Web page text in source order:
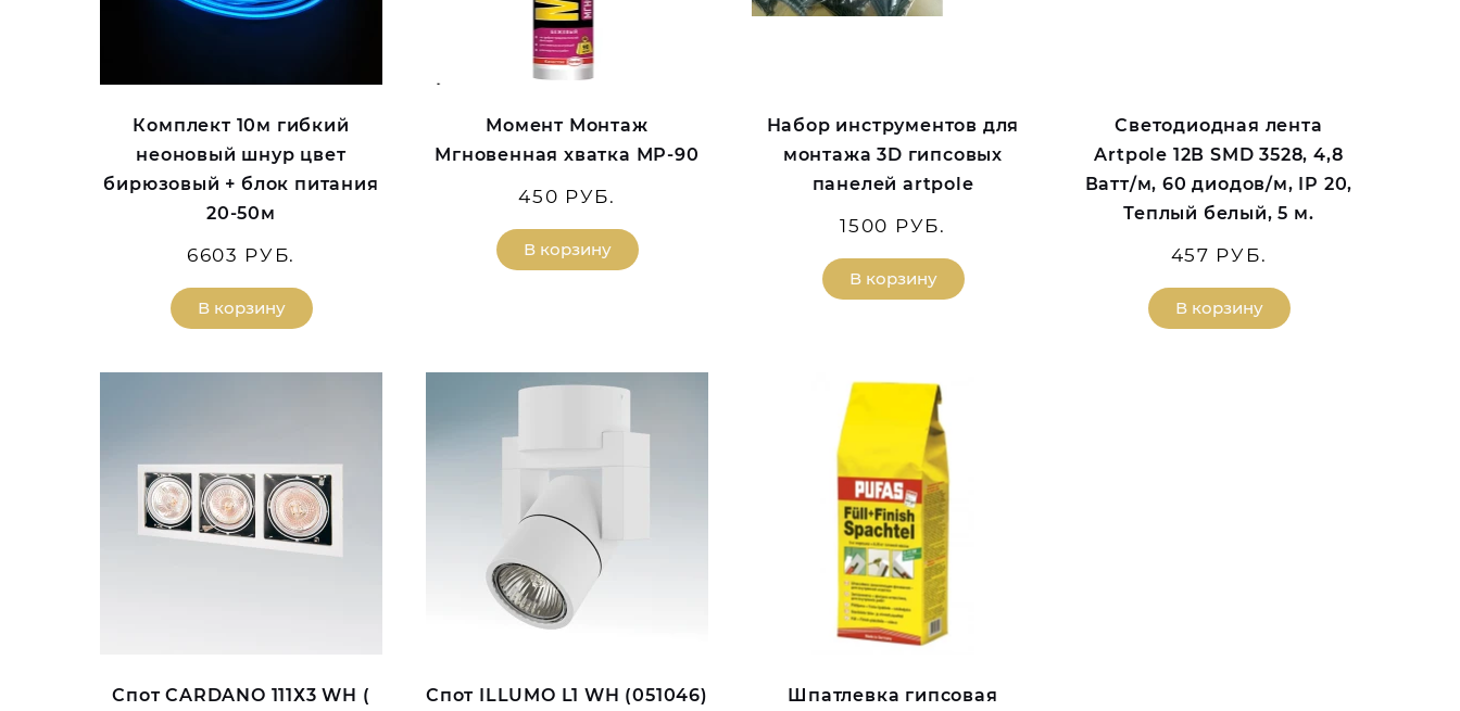
Комплект 10м гибкий
неоновый шнур цвет
бирюзовый + блок питания
20-50м
6603 РУБ.
В корзину
Момент Монтаж
Мгновенная хватка МР-90
450 РУБ.
В корзину
Набор инструментов для
монтажа 3D гипсовых
панелей artpole
1500 РУБ.
В корзину
Светодиодная лента
Artpole 12В SMD 3528, 4,8
Ватт/м, 60 диодов/м, IP 20,
Теплый белый, 5 м.
457 РУБ.
В корзину
Спот CARDANO 111Х3 WH (
Спот ILLUMO L1 WH (051046)
Шпатлевка гипсовая